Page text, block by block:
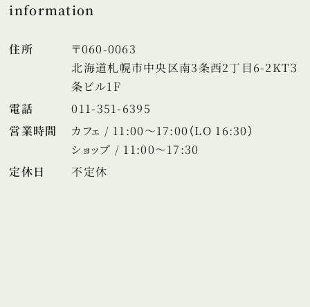
information
住所
〒060-0063
北海道札幌市中央区南3条西2丁目6-2KT３
条ビル1F
電話
011-351-6395
営業時間
カフェ / 11:00～17:00（LO 16:30）
ショップ / 11:00～17:30
定休日
不定休